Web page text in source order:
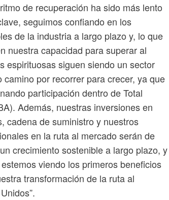
de recuperación ha sido más lento
seguimos confiando en los
de la industria a largo plazo y, lo que
nuestra capacidad para superar al
espirituosas siguen siendo un sector
camino por recorrer para crecer, ya que
participación dentro de Total
Además, nuestras inversiones en
cadena de suministro y nuestros
en la ruta al mercado serán de
crecimiento sostenible a largo plazo, y
viendo los primeros beneficios
transformación de la ruta al